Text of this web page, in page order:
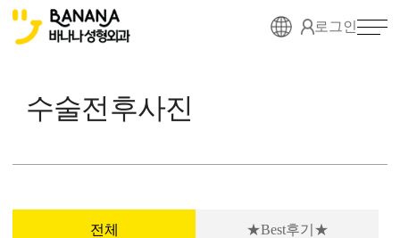
로그인
수술전후사진
전체 ★Best후기★